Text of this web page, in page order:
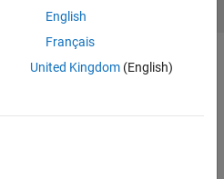
English
Français
United Kingdom(English)